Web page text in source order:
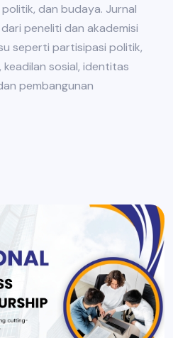
dan budaya. Jurnal
peneliti dan akademisi
seperti partisipasi politik,
sosial, identitas
pembangunan